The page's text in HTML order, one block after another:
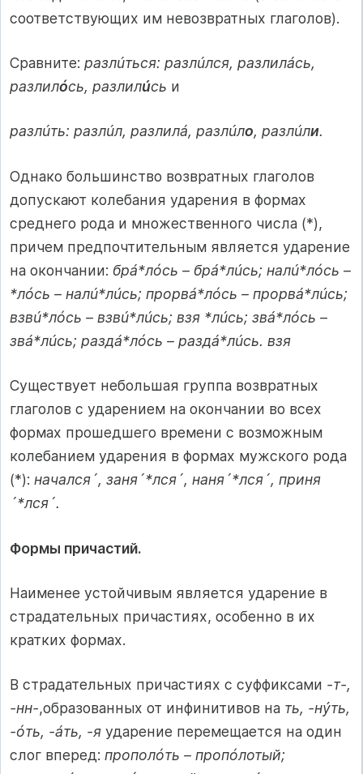
соответствующих им невозвратных глаголов).
Сравните: разлúться: разлúлся, разлилáсь,
разлилóсь, разлилúсь и
разлúть: разлúл, разлилá, разлúло, разлúли.
Однако большинство возвратных глаголов
допускают колебания ударения в формах
среднего рода и множественного числа (*),
причем предпочтительным является ударение
на окончании: брá*лóсь – брá*лúсь; налú*лóсь –
*лóсь – налú*лúсь; прорвá*лóсь – прорвá*лúсь;
взвú*лóсь – взвú*лúсь; взя *лúсь; звá*лóсь –
звá*лúсь; раздá*лóсь – раздá*лúсь. взя
Существует небольшая группа возвратных
глаголов с ударением на окончании во всех
формах прошедшего времени с возможным
колебанием ударения в формах мужского рода
(*): начался´, заня´*лся´, наня´*лся´, приня
´*лся´.
Формы причастий.
Наименее устойчивым является ударение в
страдательных причастиях, особенно в их
кратких формах.
В страдательных причастиях с суффиксами -т-,
-нн-,образованных от инфинитивов на ть, -нýть,
-óть, -áть, -я ударение перемещается на один
слог вперед: прополóть – пропóлотый;